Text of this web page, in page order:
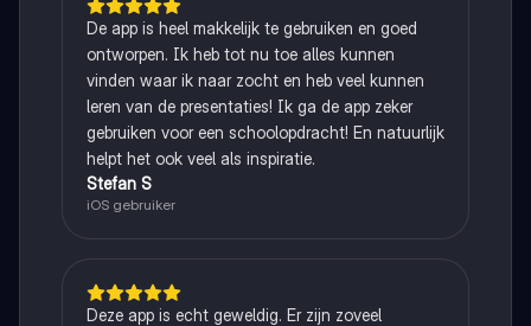
De app is heel makkelijk te gebruiken en goed
ontworpen. Ik heb tot nu toe alles kunnen
vinden waar ik naar zocht en heb veel kunnen
leren van de presentaties! Ik ga de app zeker
gebruiken voor een schoolopdracht! En natuurlijk
helpt het ook veel als inspiratie.
Stefan S
iOS gebruiker
Deze app is echt geweldig. Er zijn zoveel